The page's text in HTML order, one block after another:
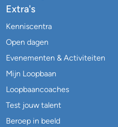
Extra's
Kenniscentra
Open dagen
Evenementen & Activiteiten
Mijn Loopbaan
Loopbaancoaches
Test jouw talent
Beroep in beeld